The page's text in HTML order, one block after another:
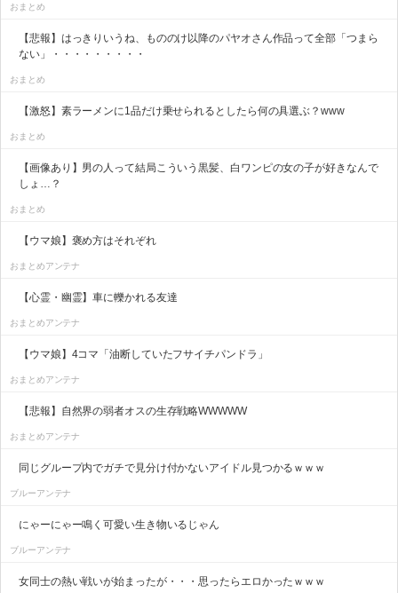
おまとめ
【悲報】はっきりいうね、もののけ以降のパヤオさん作品って全部「つまら
ない」・・・・・・・・・
おまとめ
【激怒】素ラーメンに1品だけ乗せられるとしたら何の具選ぶ？www
おまとめ
【画像あり】男の人って結局こういう黒髪、白ワンピの女の子が好きなんで
しょ…？
おまとめ
【ウマ娘】褒め方はそれぞれ
おまとめアンテナ
【心霊・幽霊】車に轢かれる友達
おまとめアンテナ
【ウマ娘】4コマ「油断していたフサイチパンドラ」
おまとめアンテナ
【悲報】自然界の弱者オスの生存戦略WWWWW
おまとめアンテナ
同じグループ内でガチで見分け付かないアイドル見つかるｗｗｗ
ブルーアンテナ
にゃーにゃー鳴く可愛い生き物いるじゃん
ブルーアンテナ
女同士の熱い戦いが始まったが・・・思ったらエロかったｗｗｗ